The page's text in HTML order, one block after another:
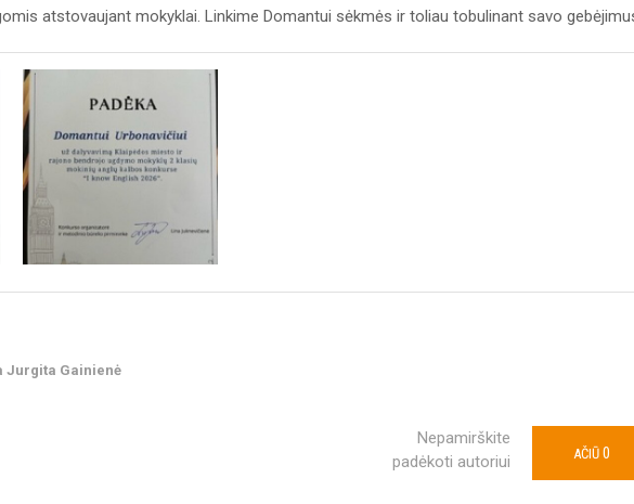
atstovaujant mokyklai. Linkime Domantui sėkmės ir toliau tobulinant savo
Jurgita Gainienė
Nepamirškite
padėkoti autoriui
AČIŪ 0